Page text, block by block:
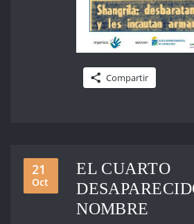
Compartir
21
Oct
EL CUARTO
NOMBRE